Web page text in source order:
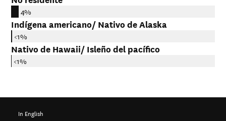
4%
Indígena americano/ Nativo de Alaska
<1%
Nativo de Hawaii/ Isleño del pacífico
<1%
In English